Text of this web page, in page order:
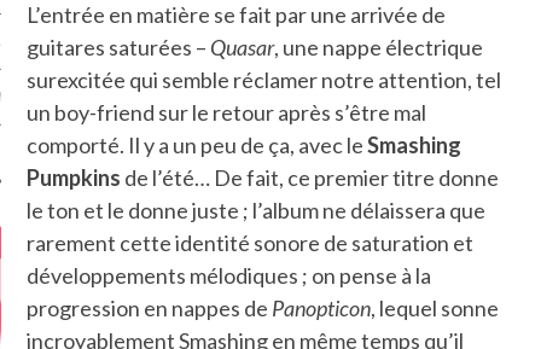
L’entrée en matière se fait par une arrivée de
guitares saturées – Quasar, une nappe électrique
surexcitée qui semble réclamer notre attention, tel
un boy-friend sur le retour après s’être mal
comporté. Il y a un peu de ça, avec leSmashing
Pumpkins de l’été… De fait, ce premier titre donne
le ton et le donne juste ; l’album ne délaissera que
rarement cette identité sonore de saturation et
développements mélodiques ; on pense à la
progression en nappes de Panopticon, lequel sonne
incroyablement Smashing en même temps qu’il